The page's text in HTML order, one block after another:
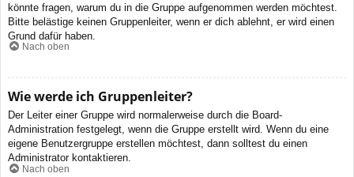
könnte fragen, warum du in die Gruppe aufgenommen werden möchtest.
Bitte belästige keinen Gruppenleiter, wenn er dich ablehnt, er wird einen
Grund dafür haben.
Nach oben
Wie werde ich Gruppenleiter?
Der Leiter einer Gruppe wird normalerweise durch die Board-
Administration festgelegt, wenn die Gruppe erstellt wird. Wenn du eine
eigene Benutzergruppe erstellen möchtest, dann solltest du einen
Administrator kontaktieren.
Nach oben